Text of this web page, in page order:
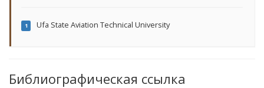
1 Ufa State Aviation Technical University
Библиографическая ссылка